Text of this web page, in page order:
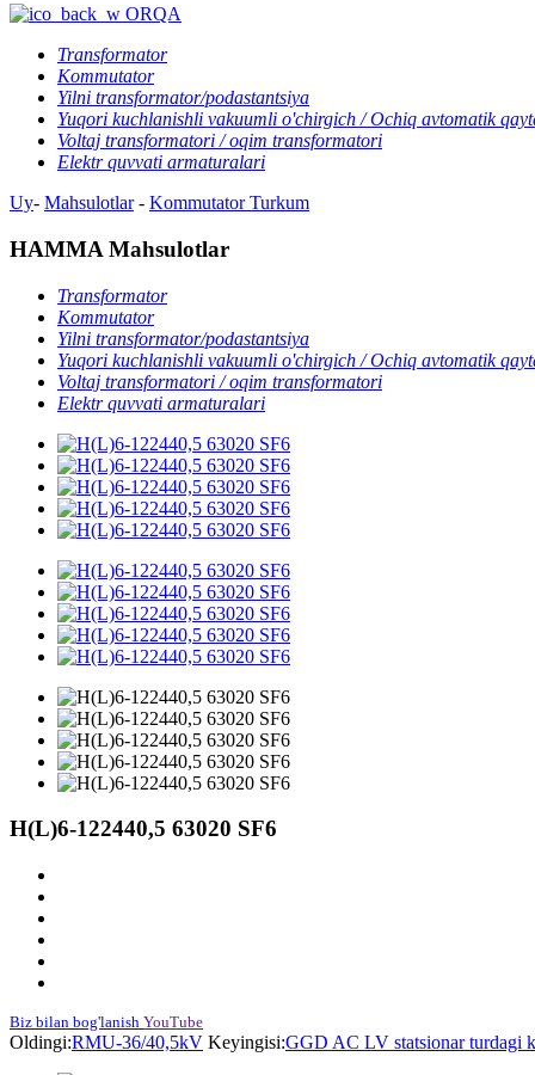
ORQA
Transformator
Kommutator
Yilni transformator/podastantsiya
Yuqori kuchlanishli vakuumli o'chirgich / Ochiq avtomatik
Voltaj transformatori / oqim transformatori
Elektr quvvati armaturalari
Uy- Mahsulotlar- Kommutator Turkum
HAMMA Mahsulotlar
Transformator
Kommutator
Yilni transformator/podastantsiya
Yuqori kuchlanishli vakuumli o'chirgich / Ochiq avtomatik
Voltaj transformatori / oqim transformatori
Elektr quvvati armaturalari
H(L)6-122440,5 63020 SF6
Biz bilan bog'lanish YouTube
Oldingi:RMU-36/40,5kV Keyingisi:GGD AC LV statsionar turdagi